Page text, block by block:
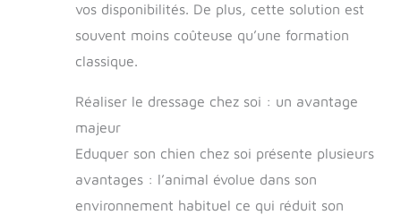
vos disponibilités. De plus, cette solution est
souvent moins coûteuse qu’une formation
classique.
Réaliser le dressage chez soi : un avantage
majeur
Eduquer son chien chez soi présente plusieurs
avantages : l’animal évolue dans son
environnement habituel ce qui réduit son